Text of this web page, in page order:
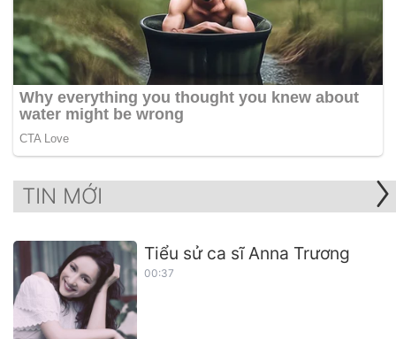
TIN MỚI
Tiểu sử ca sĩ Anna Trương
00:37